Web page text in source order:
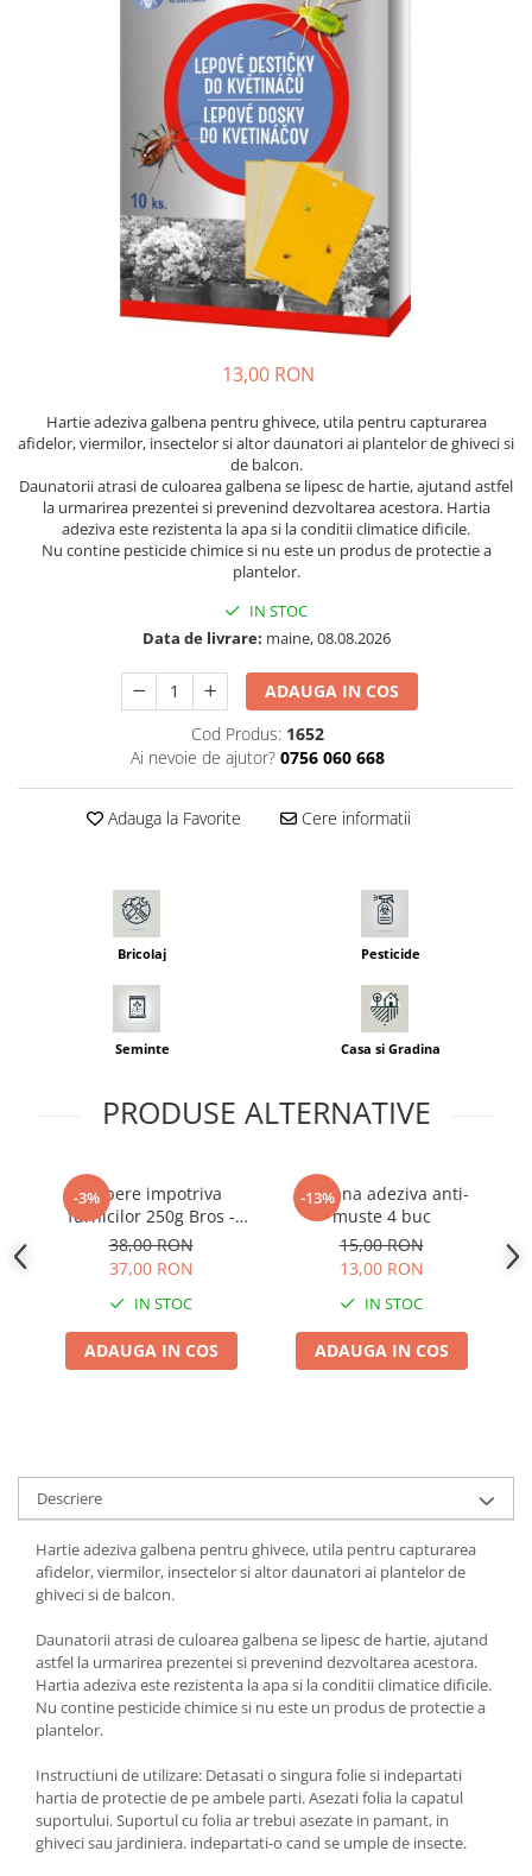
Plante medicinale
Seminte broccoli
Seminte castraveti
Seminte ceapa
Seminte conopida
Seminte de Gulii
Seminte dovleac decorativ
Seminte fasole
Seminte mazare
Seminte morcovi
Seminte rosii
Seminte salata
Seminte Legume Profesionale
Seminte pentru germinare
Seminte trifoi
Erbicid
Fungicid
Insecticid
Ingrasaminte plante
Ingrasaminte plante
Ingrasaminte plante - FLORI - GEL
Casa, Gradina
Accesorii agricole
Accesorii gard electric
Accesorii irigat
Araci/ Suporti plante
Candele / Rezerve / Lumanari
Diverse casa si gradina
Diverse depozitare
13,00 RON
Hartie adeziva galbena pentru ghivece, utila pentru capturarea
afidelor, viermilor, insectelor si altor daunatori ai plantelor de ghiveci si
de balcon.
Daunatorii atrasi de culoarea galbena se lipesc de hartie, ajutand astfel
la urmarirea prezentei si prevenind dezvoltarea acestora. Hartia
adeziva este rezistenta la apa si la conditii climatice dificile.
Nu contine pesticide chimice si nu este un produs de protectie a
plantelor.
IN STOC
Data de livrare: maine, 08.08.2026
ADAUGA IN COS
Cod Produs: 1652
Ai nevoie de ajutor? 0756 060 668
Adauga la Favorite Cere informatii
Bricolaj Pesticide
Seminte Casa si Gradina
PRODUSE ALTERNATIVE
-3%
Pulbere impotriva
furnicilor 250g Bros -
Elimina Musuroiul in 24
de Ore
38,00 RON
37,00 RON
IN STOC
ADAUGA IN COS
-13%
Capcana adeziva anti-
muste 4 buc
15,00 RON
13,00 RON
IN STOC
ADAUGA IN COS
Descriere
Hartie adeziva galbena pentru ghivece, utila pentru capturarea
afidelor, viermilor, insectelor si altor daunatori ai plantelor de
ghiveci si de balcon.
Daunatorii atrasi de culoarea galbena se lipesc de hartie, ajutand
astfel la urmarirea prezentei si prevenind dezvoltarea acestora.
Hartia adeziva este rezistenta la apa si la conditii climatice dificile.
Nu contine pesticide chimice si nu este un produs de protectie a
plantelor.
Instructiuni de utilizare: Detasati o singura folie si indepartati
hartia de protectie de pe ambele parti. Asezati folia la capatul
suportului. Suportul cu folia ar trebui asezate in pamant, in
ghiveci sau jardiniera. indepartati-o cand se umple de insecte.